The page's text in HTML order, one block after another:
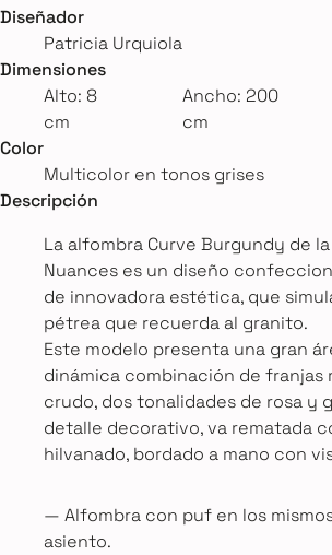
Diseñador
Patricia Urquiola
Dimensiones
Alto: 8
cm
Ancho: 200
cm
Color
Multicolor en tonos grises
Descripción
La alfombra Curve Burgundy de
Nuances es un diseño
de innovadora estética, que
pétrea que recuerda al granito.
Este modelo presenta una gran
dinámica combinación de franjas
crudo, dos tonalidades de rosa y
detalle decorativo, va rematada
hilvanado, bordado a mano con
— Alfombra con puf en los
asiento.